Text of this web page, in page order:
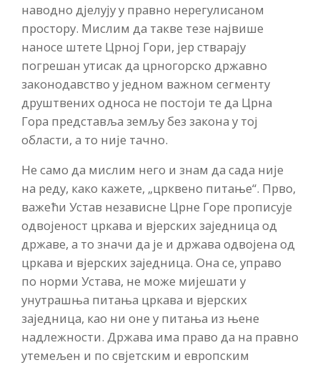
наводно дјелују у правно нерегулисаном
простору. Мислим да такве тезе највише
наносе штете Црној Гори, јер стварају
погрешан утисак да црногорско државно
законодавство у једном важном сегменту
друштвених односа не постоји те да Црна
Гора представља земљу без закона у тој
области, а то није тачно.
Не само да мислим него и знам да сада није
на реду, како кажете, „црквено питање“. Прво,
важећи Устав независне Црне Горе прописује
одвојеност цркава и вјерских заједница од
државе, а то значи да је и држава одвојена од
цркава и вјерских заједница. Она се, управо
по норми Устава, не може мијешати у
унутрашња питања цркава и вјерских
заједница, као ни оне у питања из њене
надлежности. Држава има право да на правно
утемељен и по свјетским и европским